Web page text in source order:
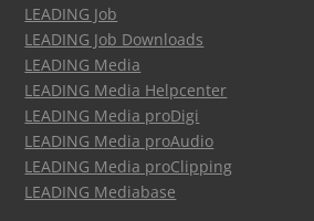
LEADING Job
LEADING Job Downloads
LEADING Media
LEADING Media Helpcenter
LEADING Media proDigi
LEADING Media proAudio
LEADING Media proClipping
LEADING Mediabase